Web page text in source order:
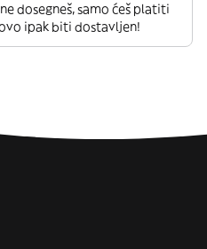
dosegneš, samo ćeš platiti
ipak biti dostavljen!